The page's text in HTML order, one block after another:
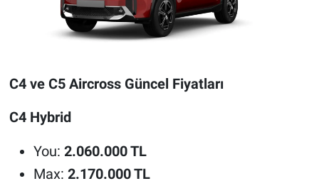
C4 ve C5 Aircross Güncel Fiyatları
C4 Hybrid
You: 2.060.000 TL
Max: 2.170.000 TL